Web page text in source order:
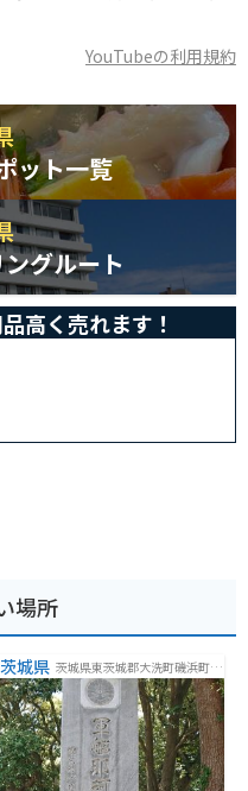
YouTubeの利用規約
ット一覧
グルート
高く売れます！
場所
茨城県 茨城県東茨城郡大洗町磯浜町６
８９０